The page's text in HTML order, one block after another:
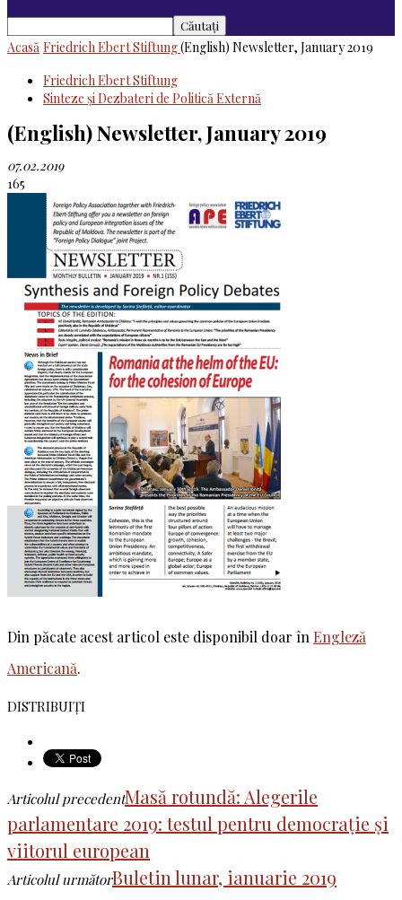
Acasă Friedrich Ebert Stiftung(English) Newsletter, January 2019
Friedrich Ebert Stiftung
Sinteze şi Dezbateri de Politică Externă
(English) Newsletter, January 2019
07.02.2019
165
Din păcate acest articol este disponibil doar înEngleză
Americană.
DISTRIBUIȚI
Articolul precedentMasă rotundă: Alegerile
parlamentare 2019: testul pentru democrație și
viitorul european
Articolul următorBuletin lunar, ianuarie 2019